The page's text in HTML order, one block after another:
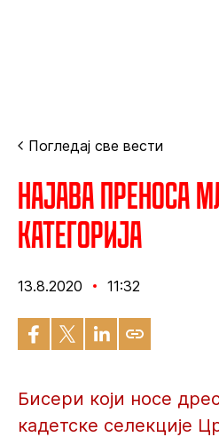
Погледај све вести
Најава преноса
категорија
13.8.2020 11:32
Бисери који носе
кадетске селекције